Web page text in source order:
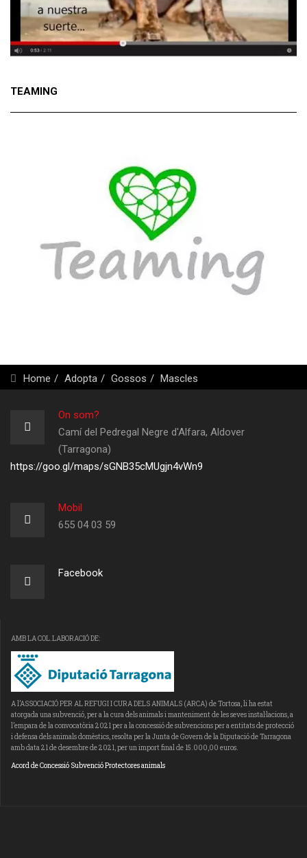
TEAMING
Home Adopta Gossos Mascles
On som?
Camí del Pedregal Negre d'Alfara, Aldover
(Tarragona)
https://goo.gl/maps/sGNB35cMUgjn4vWn9
Mobil
655 04 03 59
Facebook
AMB LA COL.LABORACIÓ DE:
A l’ASSOCIACIÓ PER AL REFUGI I CURA DELS ANIMALS (ARCA) de Tortosa, li ha estat
atorgada una subvenció, per a la cura dels animals i manteniment de les seves instal·lacions, a
l’empara de la convocatòria 2021 per a la concessió de subvencions per a entitats de protecció
i defensa dels animals domèstics, resolta per la Junta de Govern de la Diputació de Tarragona
amb data 21 de desembre de 2021, per un import final de 15.000,00 euros.
Acord de Concessió Subvenció Protectores animals